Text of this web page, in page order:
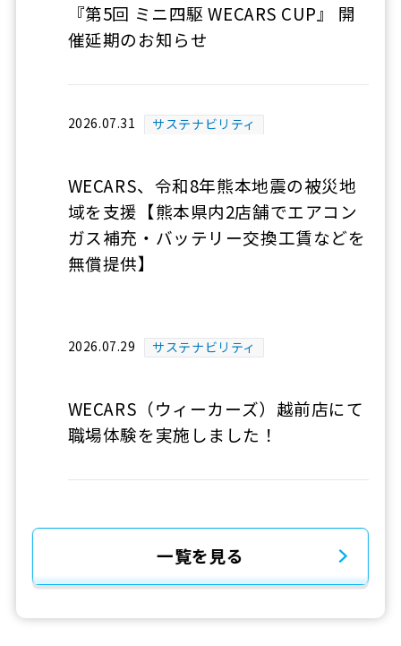
一覧を見る
『第5回 ミニ四駆 WECARS CUP』 開
催延期のお知らせ
2026.07.31 サステナビリティ
WECARS、令和8年熊本地震の被災地
域を支援【熊本県内2店舗でエアコン
ガス補充・バッテリー交換工賃などを
無償提供】
2026.07.29 サステナビリティ
WECARS（ウィーカーズ）越前店にて
職場体験を実施しました！